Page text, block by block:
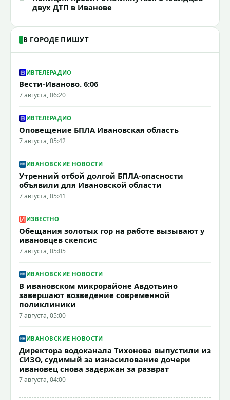
двух ДТП в Иванове
В ГОРОДЕ ПИШУТ
ИВТЕЛЕРАДИО
Вести-Иваново. 6:06
7 августа, 06:20
ИВТЕЛЕРАДИО
Оповещение БПЛА Ивановская область
7 августа, 05:42
ИВАНОВСКИЕ НОВОСТИ
Утренний отбой долгой БПЛА-опасности
объявили для Ивановской области
7 августа, 05:41
ИЗВЕСТНО
Обещания золотых гор на работе вызывают у
ивановцев скепсис
7 августа, 05:05
ИВАНОВСКИЕ НОВОСТИ
В ивановском микрорайоне Авдотьино
завершают возведение современной
поликлиники
7 августа, 05:00
ИВАНОВСКИЕ НОВОСТИ
Директора водоканала Тихонова выпустили из
СИЗО, судимый за изнасилование дочери
ивановец снова задержан за разврат
7 августа, 04:00